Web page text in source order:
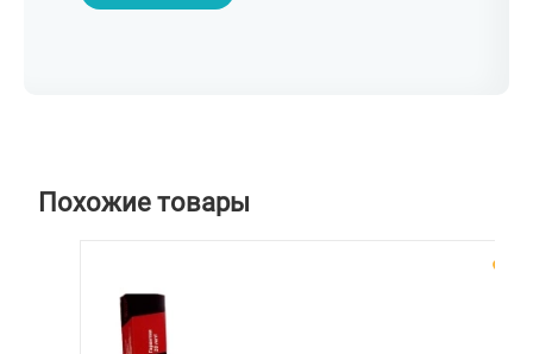
Похожие товары